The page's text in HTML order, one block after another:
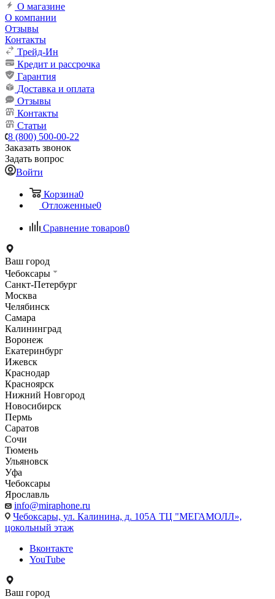
О магазине
О компании
Отзывы
Контакты
Трейд-Ин
Кредит и рассрочка
Гарантия
Доставка и оплата
Отзывы
Контакты
Статьи
8 (800) 500-00-22
Заказать звонок
Задать вопрос
Войти
Корзина0
Отложенные0
Сравнение товаров0
Ваш город
Чебоксары
Санкт-Петербург
Москва
Челябинск
Самара
Калининград
Воронеж
Екатеринбург
Ижевск
Краснодар
Красноярск
Нижний Новгород
Новосибирск
Пермь
Саратов
Сочи
Тюмень
Ульяновск
Уфа
Чебоксары
Ярославль
info@miraphone.ru
Чебоксары, ул. Калинина, д. 105А ТЦ "МЕГАМОЛЛ»,
цокольный этаж
Вконтакте
YouTube
Ваш город